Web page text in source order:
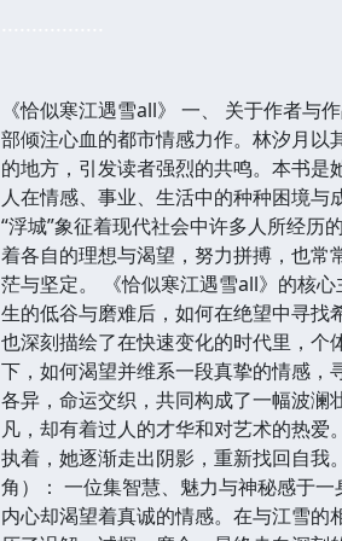
《恰似寒江遇雪all》 一、 关于作者与
部倾注心血的都市情感力作。林汐月
的地方，引发读者强烈的共鸣。本书
人在情感、事业、生活中的种种困境
“浮城”象征着现代社会中许多人所经
着各自的理想与渴望，努力拼搏，也常
茫与坚定。 《恰似寒江遇雪all》的核心
生的低谷与磨难后，如何在绝望中寻
也深刻描绘了在快速变化的时代里，
下，如何渴望并维系一段真挚的情感，
各异，命运交织，共同构成了一幅波澜
凡，却有着过人的才华和对艺术的热
执着，她逐渐走出阴影，重新找回自我
角）： 一位集智慧、魅力与神秘感于
内心却渴望着真诚的情感。在与江雪